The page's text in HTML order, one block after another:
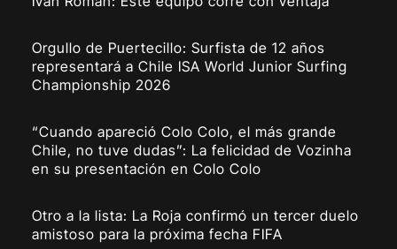
Orgullo de Puertecillo: Surfista de 12 años
representará a Chile ISA World Junior Surfing
Championship 2026
“Cuando apareció Colo Colo, el más grande
Chile, no tuve dudas”: La felicidad de Vozinha
en su presentación en Colo Colo
Otro a la lista: La Roja confirmó un tercer duelo
amistoso para la próxima fecha FIFA